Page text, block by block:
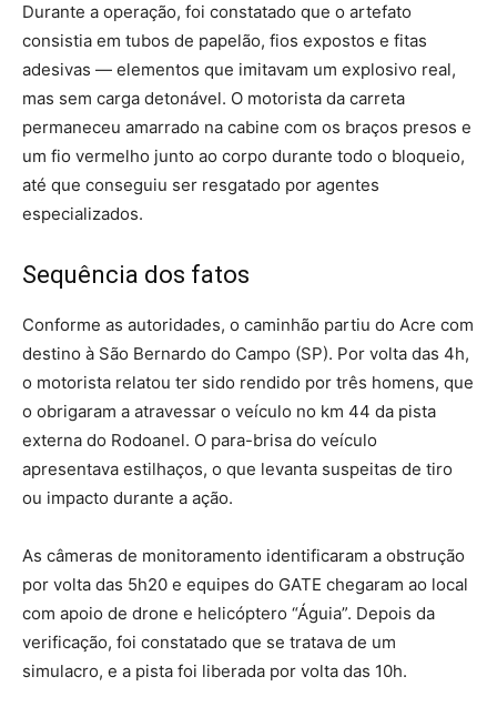
Durante a operação, foi constatado que o artefato
consistia em tubos de papelão, fios expostos e fitas
adesivas — elementos que imitavam um explosivo real,
mas sem carga detonável. O motorista da carreta
permaneceu amarrado na cabine com os braços presos e
um fio vermelho junto ao corpo durante todo o bloqueio,
até que conseguiu ser resgatado por agentes
especializados.
Sequência dos fatos
Conforme as autoridades, o caminhão partiu do Acre com
destino à São Bernardo do Campo (SP). Por volta das 4h,
o motorista relatou ter sido rendido por três homens, que
o obrigaram a atravessar o veículo no km 44 da pista
externa do Rodoanel. O para-brisa do veículo
apresentava estilhaços, o que levanta suspeitas de tiro
ou impacto durante a ação.
As câmeras de monitoramento identificaram a obstrução
por volta das 5h20 e equipes do GATE chegaram ao local
com apoio de drone e helicóptero “Águia”. Depois da
verificação, foi constatado que se tratava de um
simulacro, e a pista foi liberada por volta das 10h.